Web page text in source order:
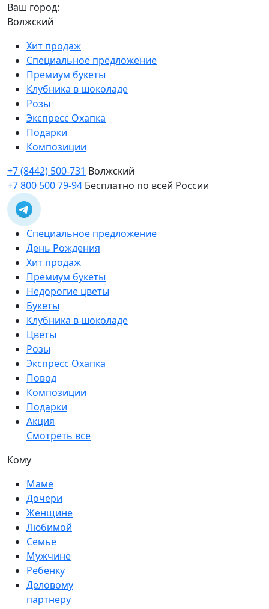
Ваш город:
Волжский
Хит продаж
Специальное предложение
Премиум букеты
Клубника в шоколаде
Розы
Экспресс Охапка
Подарки
Композиции
+7 (8442) 500-731 Волжский
+7 800 500 79-94 Бесплатно по всей России
Специальное предложение
День Рождения
Хит продаж
Премиум букеты
Недорогие цветы
Букеты
Клубника в шоколаде
Цветы
Розы
Экспресс Охапка
Повод
Композиции
Подарки
Акция
Смотреть все
Кому
Маме
Дочери
Женщине
Любимой
Семье
Мужчине
Ребенку
Деловому
партнеру